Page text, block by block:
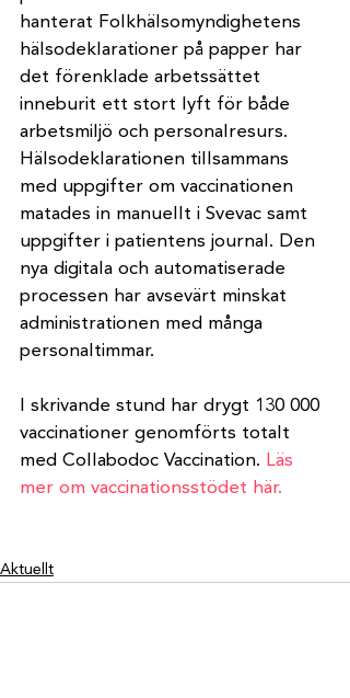
hanterat Folkhälsomyndighetens
hälsodeklarationer på papper har
det förenklade arbetssättet
inneburit ett stort lyft för både
arbetsmiljö och personalresurs.
Hälsodeklarationen tillsammans
med uppgifter om vaccinationen
matades in manuellt i Svevac samt
uppgifter i patientens journal. Den
nya digitala och automatiserade
processen har avsevärt minskat
administrationen med många
personaltimmar.
I skrivande stund har drygt 130 000
vaccinationer genomförts totalt
med Collabodoc Vaccination. Läs
mer om vaccinationsstödet här.
Aktuellt